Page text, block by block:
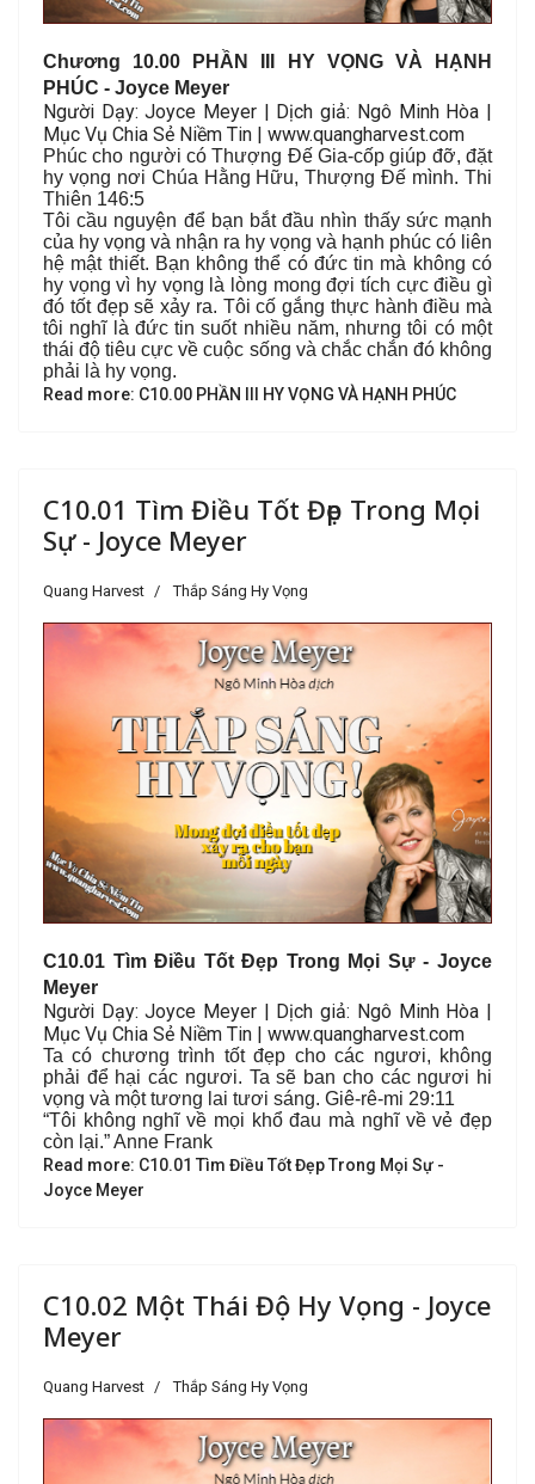
Chương 10.00 PHẦN III HY VỌNG VÀ HẠNH
PHÚC - Joyce Meyer
Người Dạy: Joyce Meyer | Dịch giả: Ngô Minh Hòa |
Mục Vụ Chia Sẻ Niềm Tin | www.quangharvest.com
Phúc cho người có Thượng Đế Gia-cốp giúp đỡ, đặt
hy vọng nơi Chúa Hằng Hữu, Thượng Đế mình. Thi
Thiên 146:5
Tôi cầu nguyện để bạn bắt đầu nhìn thấy sức mạnh
của hy vọng và nhận ra hy vọng và hạnh phúc có liên
hệ mật thiết. Bạn không thể có đức tin mà không có
hy vọng vì hy vọng là lòng mong đợi tích cực điều gì
đó tốt đẹp sẽ xảy ra. Tôi cố gắng thực hành điều mà
tôi nghĩ là đức tin suốt nhiều năm, nhưng tôi có một
thái độ tiêu cực về cuộc sống và chắc chắn đó không
phải là hy vọng.
Read more: C10.00 PHẦN III HY VỌNG VÀ HẠNH PHÚC
C10.01 Tìm Điều Tốt Đẹp Trong Mọi
Sự - Joyce Meyer
Quang Harvest Thắp Sáng Hy Vọng
C10.01 Tìm Điều Tốt Đẹp Trong Mọi Sự - Joyce
Meyer
Người Dạy: Joyce Meyer | Dịch giả: Ngô Minh Hòa |
Mục Vụ Chia Sẻ Niềm Tin | www.quangharvest.com
Ta có chương trình tốt đẹp cho các ngươi, không
phải để hại các ngươi. Ta sẽ ban cho các ngươi hi
vọng và một tương lai tươi sáng. Giê-rê-mi 29:11
“Tôi không nghĩ về mọi khổ đau mà nghĩ về vẻ đẹp
còn lại.” Anne Frank
Read more: C10.01 Tìm Điều Tốt Đẹp Trong Mọi Sự -
Joyce Meyer
C10.02 Một Thái Độ Hy Vọng - Joyce
Meyer
Quang Harvest Thắp Sáng Hy Vọng